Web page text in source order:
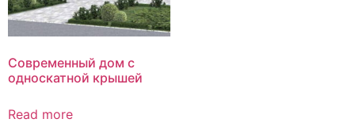
Современный дом с
односкатной крышей
Read more